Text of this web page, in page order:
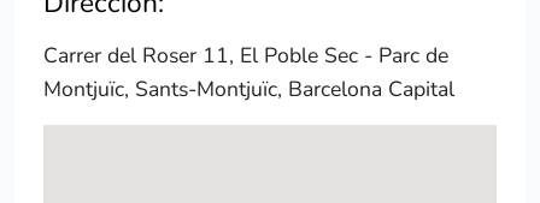
Carrer del Roser 11, El Poble Sec - Parc de
Montjuïc, Sants-Montjuïc, Barcelona Capital